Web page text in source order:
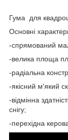
Гума для
Основні
-спрямований
-велика площа
-радіальна
-якісний м'який
-відмінна
снігу;
-перехідна